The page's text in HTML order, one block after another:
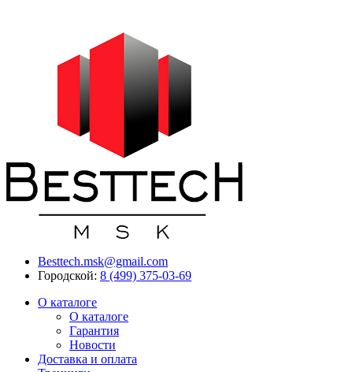
Besttech.msk@gmail.com
Городской: 8 (499) 375-03-69
О каталоге
О каталоге
Гарантия
Новости
Доставка и оплата